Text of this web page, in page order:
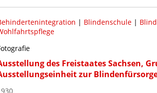
| Blindenschule|
des Freistaates Sachsen,
zur